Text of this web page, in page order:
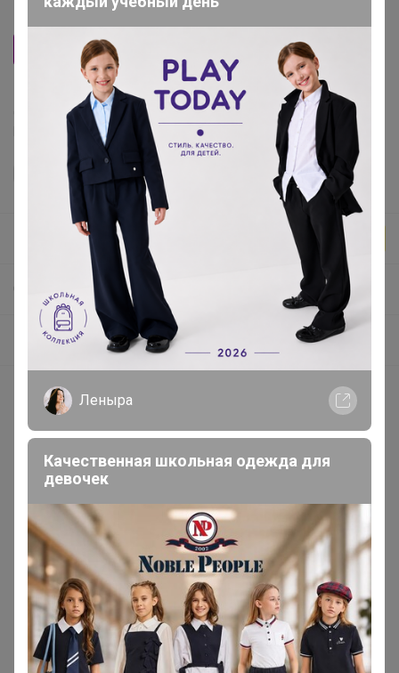
Помол
Делая заказ, Вы подтверждаете что ознакомлены с
регламентом выкупа
и соглашаетесь с договором оферты
Бонифаций
Кофе в наличии у организатора в Красноярске! Без ожидания! Если в заказе позиция из этого каталога она выдается сразу! Если нужно заказ отправить вместе с позициями под заказ - напишите комментарий к заказу "отправить все вместе"
Покупают вместе
Хит
1 590р
Скидка
1 580р
Леныра
Качественная школьная одежда для
девочек